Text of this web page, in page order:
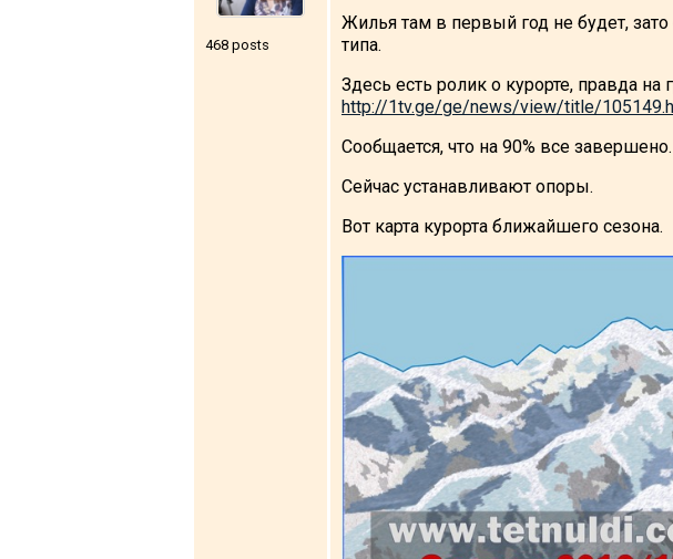
468 posts
Жилья там в первый год не будет,
типа.
Здесь есть ролик о курорте, правда на
http://1tv.ge/ge/news/view/title/
Сообщается, что на 90% все завершено.
Сейчас устанавливают опоры.
Вот карта курорта ближайшего сезона.